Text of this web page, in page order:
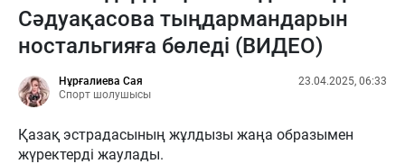
Сәдуақасова тыңдармандарын
ностальгияға бөледі (ВИДЕО)
Нұрғалиева Сая
Спорт шолушысы
23.04.2025, 06:33
Қазақ эстрадасының жұлдызы жаңа образымен
жүректерді жаулады.